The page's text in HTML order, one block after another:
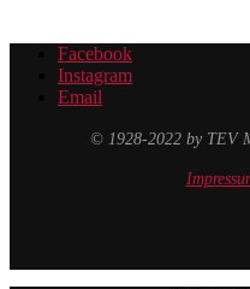
Facebook
Instagram
Email
© 1928-2022 by TEV